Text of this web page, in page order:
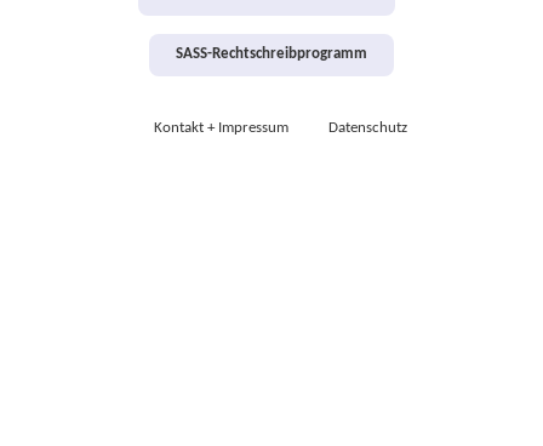
SASS-Rechtschreibprogramm
Kontakt + Impressum Datenschutz